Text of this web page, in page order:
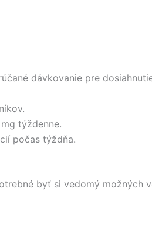
dávkovanie pre
týždenne.
počas týždňa.
byť si vedomý možných